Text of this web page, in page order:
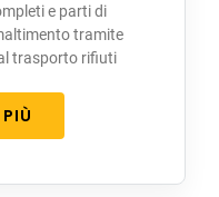
e parti di
tramite
trasporto rifiuti